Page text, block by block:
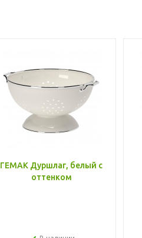
ГЕМАК Дуршлаг, белый с
оттенком